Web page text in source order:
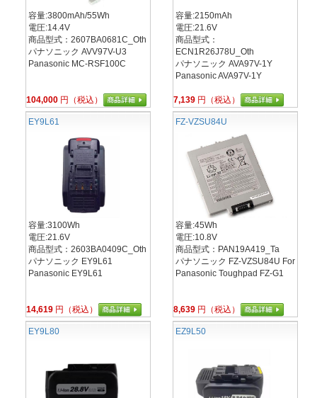
容量:3800mAh/55Wh
電圧:14.4V
商品型式：2607BA0681C_Oth
パナソニック AVV97V-U3
Panasonic MC-RSF100C
104,000 円（税込）
容量:2150mAh
電圧:21.6V
商品型式：
ECN1R26J78U_Oth
パナソニック AVA97V-1Y
Panasonic AVA97V-1Y
7,139 円（税込）
EY9L61
容量:3100Wh
電圧:21.6V
商品型式：2603BA0409C_Oth
パナソニック EY9L61
Panasonic EY9L61
14,619 円（税込）
FZ-VZSU84U
容量:45Wh
電圧:10.8V
商品型式：PAN19A419_Ta
パナソニック FZ-VZSU84U For
Panasonic Toughpad FZ-G1
8,639 円（税込）
EY9L80 EZ9L50